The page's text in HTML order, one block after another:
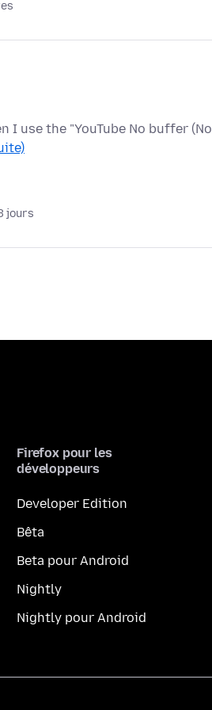
I use the "YouTube No buffer (No
jours
Firefox pour les
développeurs
Developer Edition
Bêta
Beta pour Android
Nightly
Nightly pour Android